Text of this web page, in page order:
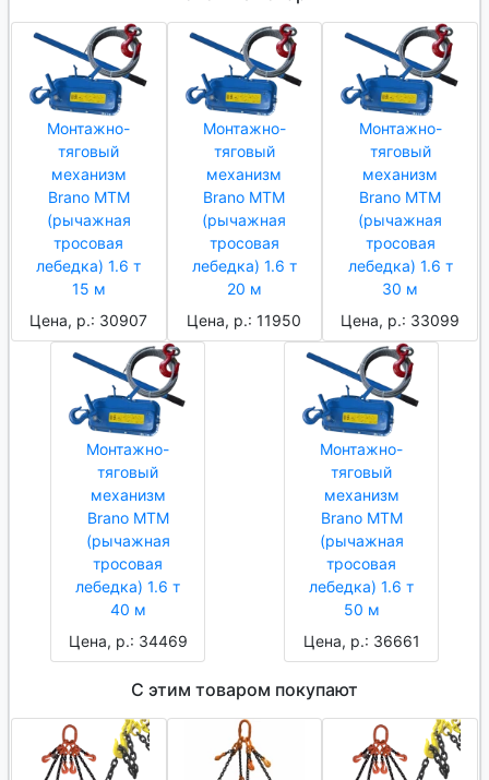
Монтажно-
тяговый
механизм
Brano МТМ
(рычажная
тросовая
лебедка) 1.6 т
15 м
Цена, р.: 30907
Монтажно-
тяговый
механизм
Brano МТМ
(рычажная
тросовая
лебедка) 1.6 т
20 м
Цена, р.: 11950
Монтажно-
тяговый
механизм
Brano МТМ
(рычажная
тросовая
лебедка) 1.6 т
30 м
Цена, р.: 33099
Монтажно-
тяговый
механизм
Brano МТМ
(рычажная
тросовая
лебедка) 1.6 т
40 м
Цена, р.: 34469
Монтажно-
тяговый
механизм
Brano МТМ
(рычажная
тросовая
лебедка) 1.6 т
50 м
Цена, р.: 36661
С этим товаром покупают